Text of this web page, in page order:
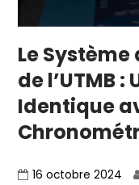
Le
de l’UTMB
Identique
16 octobre 2024